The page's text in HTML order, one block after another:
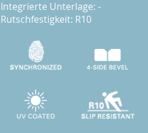
Integrierte Unterlage: -
Rutschfestigkeit: R10